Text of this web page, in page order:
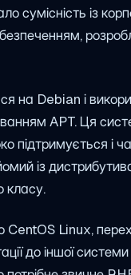
сумісність із
на Debian і
APT. Ця
підтримується і
із
класу.
CentOS Linux,
до іншої